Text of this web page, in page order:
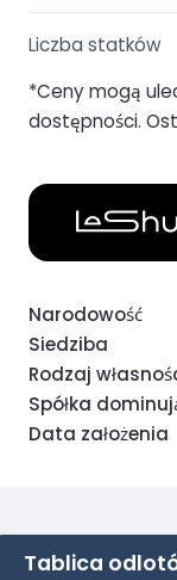
Liczba statków
*Ceny mogą
dostępności.
Narodowość
Siedziba
Rodzaj
Spółka
Data założenia
Tablica